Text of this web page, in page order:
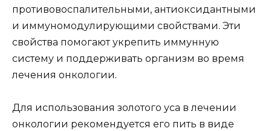
противовоспалительными, антиоксидантными
и иммуномодулирующими свойствами. Эти
свойства помогают укрепить иммунную
систему и поддерживать организм во время
лечения онкологии.
Для использования золотого уса в лечении
онкологии рекомендуется его пить в виде